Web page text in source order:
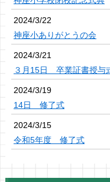
2024/3/22
神座小ありがとうの会
2024/3/21
３月15日 卒業証書授与
2024/3/19
14日 修了式
2024/3/15
令和5年度 修了式